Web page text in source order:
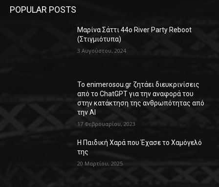
POPULAR POSTS
Μαρίνα Σάττι 44o River Party Reboot
(Στιγμιότυπα)
3 Αυγούστου, 2024
Το enimerosou.gr ζητάει διευκρινίσεις
από το ChatGPT για την αναφορά του
στην κατάκτηση της ανθρωπότητας από
την AI
17 Φεβρουαρίου, 2023
Η Παιδική Χαρά που Έχασε το Χαμόγελό
της
20 Μαρτίου, 2025